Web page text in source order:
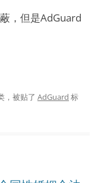
，但是AdGuard
，被贴了 AdGuard 标